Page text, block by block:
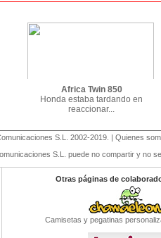
Africa Twin 850
Honda estaba tardando en
reaccionar...
S.L . 2002-2019. |Quienes
S.L. puede no compartir y no
Otras páginas de
Camisetas y pegatinas